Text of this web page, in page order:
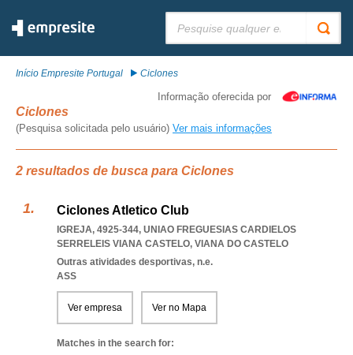
Início Empresite Portugal Ciclones
Informação oferecida por
Ciclones
(Pesquisa solicitada pelo usuário) Ver mais informações
2 resultados de busca para Ciclones
Ciclones Atletico Club
IGREJA, 4925-344, UNIAO FREGUESIAS CARDIELOS
SERRELEIS VIANA CASTELO, VIANA DO CASTELO
Outras atividades desportivas, n.e.
ASS
Ver empresa Ver no Mapa
Matches in the search for: